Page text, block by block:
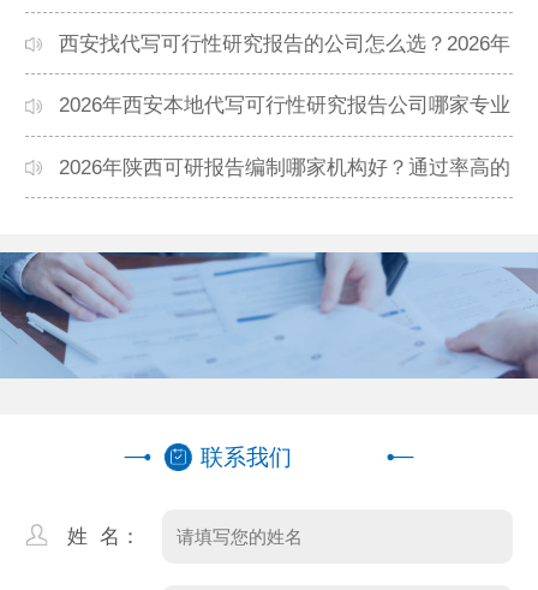
西安找代写可行性研究报告的公司怎么选？2026年
本地高口碑机构排名
2026年西安本地代写可行性研究报告公司哪家专业
靠谱？正规团队推荐
2026年陕西可研报告编制哪家机构好？通过率高的
联系我们
姓 名：